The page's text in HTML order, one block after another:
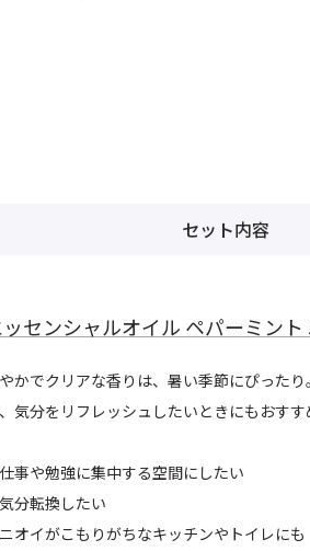
セット内容
センシャルオイル ペパーミン
かでクリアな香りは、暑い季節にぴった
気分をリフレッシュしたいときにもおすす
仕事や勉強に集中する空間にしたい
分転換したい
ニオイがこもりがちなキッチンやトイレにも